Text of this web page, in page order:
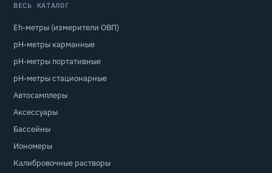
ВЕСЬ КАТАЛОГ
Eh-метры (измерители ОВП)
pH-метры карманные
pH-метры портативные
pH-метры стационарные
Автосамплеры
Аксессуары
Бассейны
Иономеры
Калибровочные растворы